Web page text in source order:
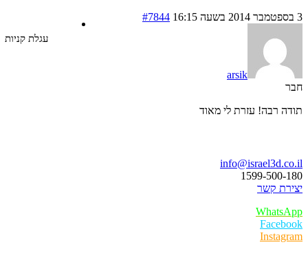
עגלת קניות
#7844
arsik
רבה! עזרת לי מאוד
1599-
קשר